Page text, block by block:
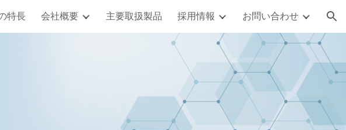
Skip to navigation
特長 会社概要 主要取扱製品 採用情報 お問い合わせ